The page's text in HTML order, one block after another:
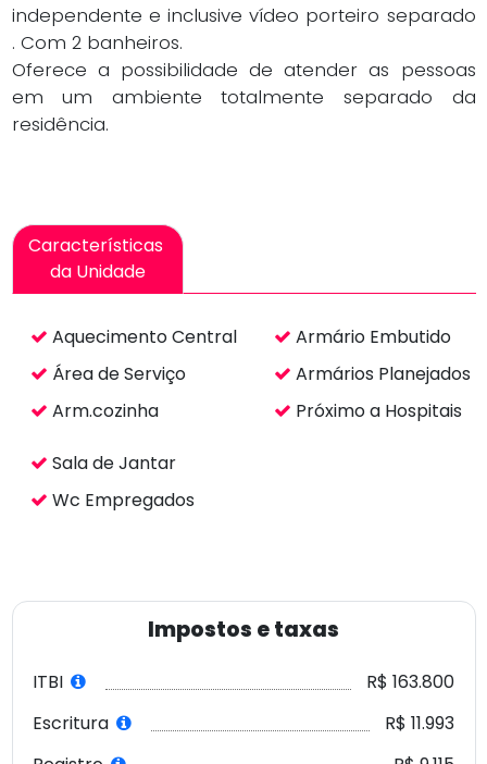
independente e inclusive vídeo porteiro separado
. Com 2 banheiros.
Oferece a possibilidade de atender as pessoas
em um ambiente totalmente separado da
residência.
Características
da Unidade
Aquecimento Central
Área de Serviço
Arm.cozinha
Armário Embutido
Armários Planejados
Próximo a Hospitais
Sala de Jantar
Wc Empregados
Impostos e taxas
ITBI
R$ 163.800
Escritura
R$ 11.993